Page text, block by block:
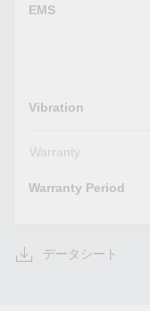
EMS
Vibration
Warranty
Warranty Period
データシート